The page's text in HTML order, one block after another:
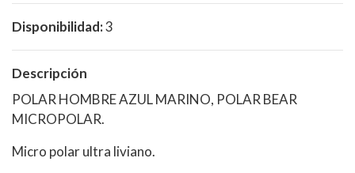
Disponibilidad:3
Descripción
POLAR HOMBRE AZUL MARINO, POLAR BEAR
MICROPOLAR.
Micro polar ultra liviano.